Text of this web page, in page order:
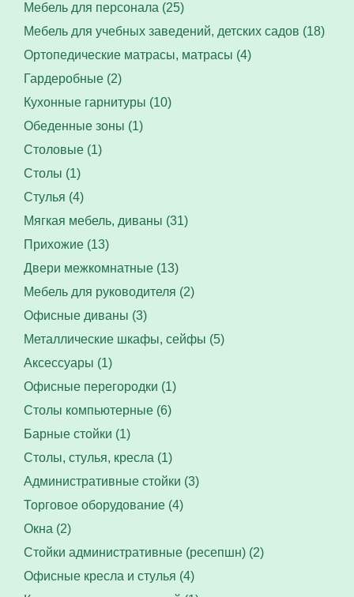
Мебель для персонала (25)
Мебель для учебных заведений, детских садов (18)
Ортопедические матрасы, матрасы (4)
Гардеробные (2)
Кухонные гарнитуры (10)
Обеденные зоны (1)
Столовые (1)
Столы (1)
Стулья (4)
Мягкая мебель, диваны (31)
Прихожие (13)
Двери межкомнатные (13)
Мебель для руководителя (2)
Офисные диваны (3)
Металлические шкафы, сейфы (5)
Аксессуары (1)
Офисные перегородки (1)
Столы компьютерные (6)
Барные стойки (1)
Столы, стулья, кресла (1)
Административные стойки (3)
Торговое оборудование (4)
Окна (2)
Стойки административные (ресепшн) (2)
Офисные кресла и стулья (4)